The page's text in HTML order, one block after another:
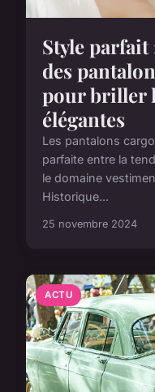
Style
des
pour briller
élégantes
Les pantalons
parfaite entre la
le domaine
Historique...
25 novembre 2024
ACTU